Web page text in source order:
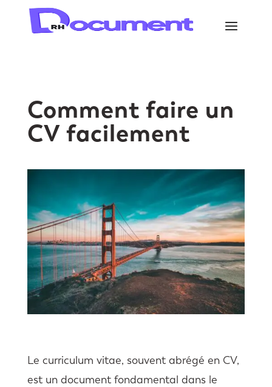
Comment faire un
CV facilement
Le curriculum vitae, souvent abrégé en CV,
est un document fondamental dans le